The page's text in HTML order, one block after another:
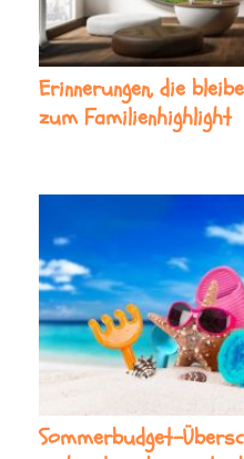
Erinnerungen, die
zum Familienhighlight
Sommerbudget-